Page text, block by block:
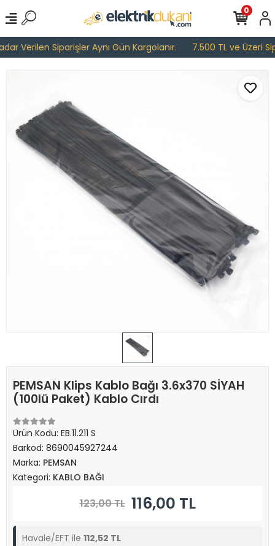
Verilen Siparişler Aynı Gün Kargolanır. 7.500 TL ve Üzeri
0
PEMSAN Klips Kablo Bağı 3.6x370 SİYAH
(100lü Paket) Kablo Cırdı
Ürün Kodu: EB.11.211 S
Barkod: 8690045927244
Marka: PEMSAN
Kategori: KABLO BAĞI
123,00 TL 116,00 TL
Havale/EFT ile 112,52 TL